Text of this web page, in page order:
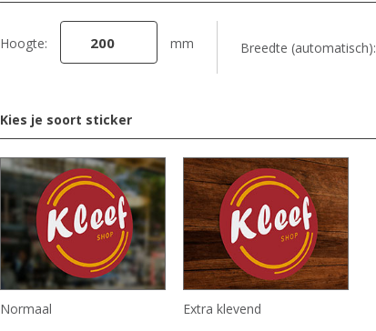
Hoogte: mm Breedte (automatisch):
Kies je soort sticker
Normaal Extra klevend